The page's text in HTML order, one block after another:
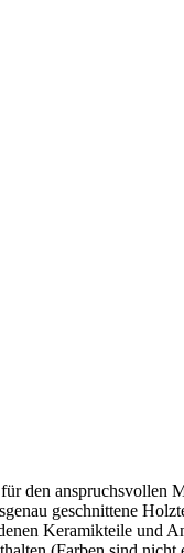
den
geschnittene
Keramikteile und